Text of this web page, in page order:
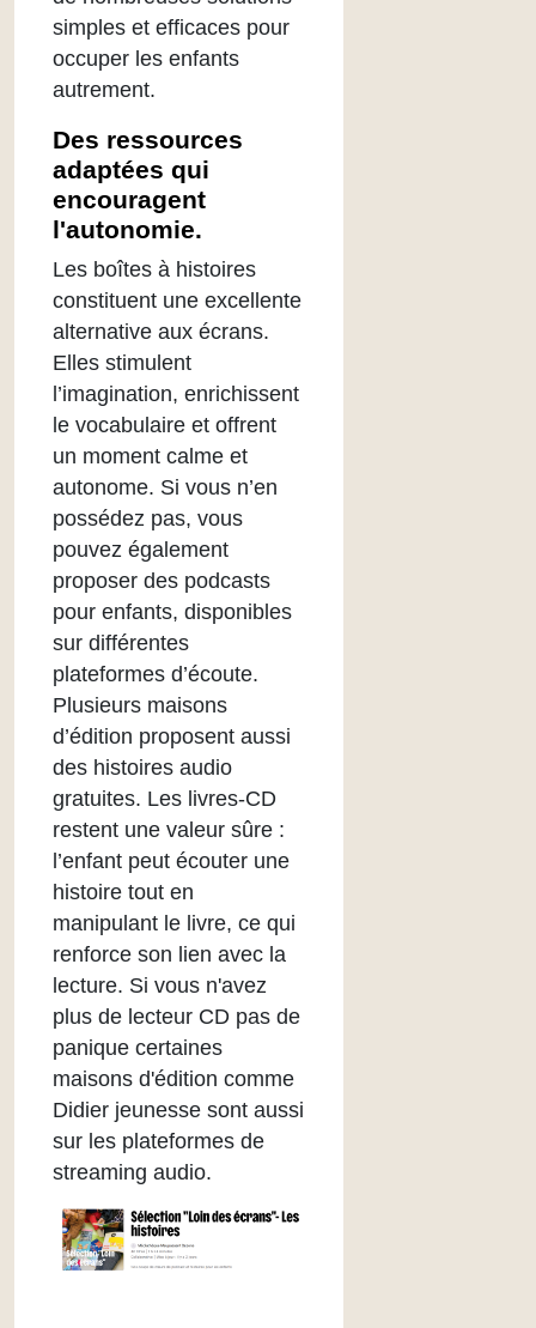
simples et efficaces pour
occuper les enfants
autrement.
Des ressources
adaptées qui
encouragent
l'autonomie.
Les boîtes à histoires
constituent une excellente
alternative aux écrans.
Elles stimulent
l’imagination, enrichissent
le vocabulaire et offrent
un moment calme et
autonome. Si vous n’en
possédez pas, vous
pouvez également
proposer des podcasts
pour enfants, disponibles
sur différentes
plateformes d’écoute.
Plusieurs maisons
d’édition proposent aussi
des histoires audio
gratuites. Les livres-CD
restent une valeur sûre :
l’enfant peut écouter une
histoire tout en
manipulant le livre, ce qui
renforce son lien avec la
lecture. Si vous n'avez
plus de lecteur CD pas de
panique certaines
maisons d'édition comme
Didier jeunesse sont aussi
sur les plateformes de
streaming audio.